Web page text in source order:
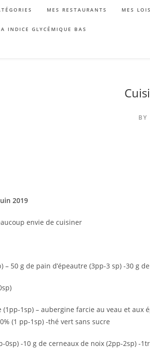
MES RESTAURANTS MES
INDICE GLYCÉMIQUE BAS
BY
2019
envie de cuisiner
50 g de pain d’épeautre (3pp-3 sp) -30 g
1sp) – aubergine farcie au veau et aux
(1 pp-1sp) -thé vert sans sucre
0sp) -10 g de cerneaux de noix (2pp-2sp) -